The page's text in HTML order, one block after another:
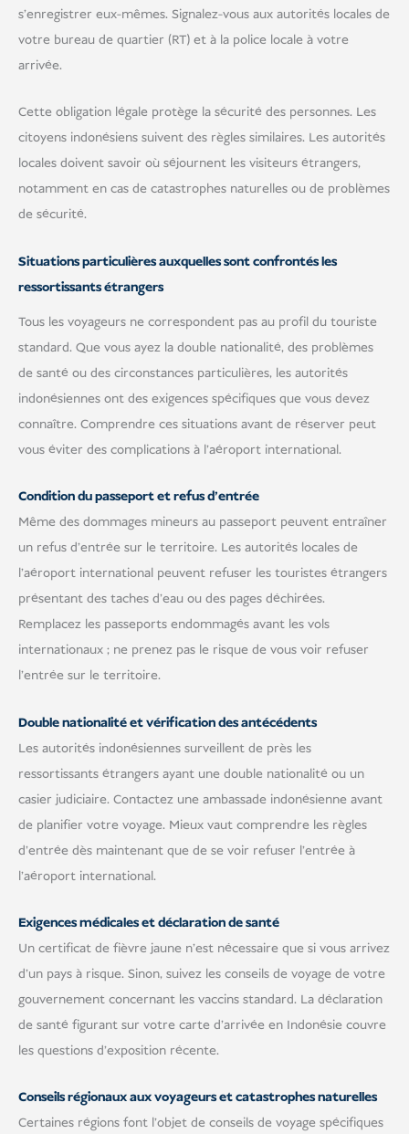
s'enregistrer eux-mêmes. Signalez-vous aux autorités locales de
votre bureau de quartier (RT) et à la police locale à votre
arrivée.
Cette obligation légale protège la sécurité des personnes. Les
citoyens indonésiens suivent des règles similaires. Les autorités
locales doivent savoir où séjournent les visiteurs étrangers,
notamment en cas de catastrophes naturelles ou de problèmes
de sécurité.
Situations particulières auxquelles sont confrontés les
ressortissants étrangers
Tous les voyageurs ne correspondent pas au profil du touriste
standard. Que vous ayez la double nationalité, des problèmes
de santé ou des circonstances particulières, les autorités
indonésiennes ont des exigences spécifiques que vous devez
connaître. Comprendre ces situations avant de réserver peut
vous éviter des complications à l'aéroport international.
Condition du passeport et refus d'entrée
Même des dommages mineurs au passeport peuvent entraîner
un refus d'entrée sur le territoire. Les autorités locales de
l'aéroport international peuvent refuser les touristes étrangers
présentant des taches d'eau ou des pages déchirées.
Remplacez les passeports endommagés avant les vols
internationaux ; ne prenez pas le risque de vous voir refuser
l'entrée sur le territoire.
Double nationalité et vérification des antécédents
Les autorités indonésiennes surveillent de près les
ressortissants étrangers ayant une double nationalité ou un
casier judiciaire. Contactez une ambassade indonésienne avant
de planifier votre voyage. Mieux vaut comprendre les règles
d'entrée dès maintenant que de se voir refuser l'entrée à
l'aéroport international.
Exigences médicales et déclaration de santé
Un certificat de fièvre jaune n'est nécessaire que si vous arrivez
d'un pays à risque. Sinon, suivez les conseils de voyage de votre
gouvernement concernant les vaccins standard. La déclaration
de santé figurant sur votre carte d'arrivée en Indonésie couvre
les questions d'exposition récente.
Conseils régionaux aux voyageurs et catastrophes naturelles
Certaines régions font l'objet de conseils de voyage spécifiques